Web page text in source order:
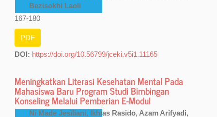
Bezisokhi Laoli
167-180
PDF
DOI: https://doi.org/10.56799/jceki.v5i1.11165
Meningkatkan Literasi Kesehatan Mental Pada
Mahasiswa Baru Program Studi Bimbingan
Konseling Melalui Pemberian E-Modul
Ni Made Jesiliani, Ikhlas Rasido, Azam Arifyadi,